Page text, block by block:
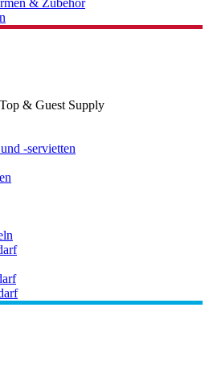
& Zubehör
& Guest Supply
-servietten